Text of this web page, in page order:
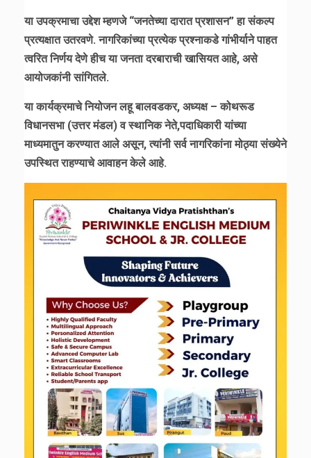
या उपक्रमाचा उद्देश म्हणजे “जनतेच्या दारात प्रशासन” हा संकल्प
प्रत्यक्षात उतरवणे. नागरिकांच्या प्रत्येक प्रश्नाकडे गांभीर्याने पाहत
त्वरित निर्णय देणे हीच या जनता दरबाराची खासियत आहे, असे
आयोजकांनी सांगितले.
या कार्यक्रमाचे नियोजन लहू बालवडकर, अध्यक्ष – कोथरूड
विधानसभा (उत्तर मंडल) व स्थानिक नेते,पदाधिकारी यांच्या
माध्यमातुन करण्यात आले असून, त्यांनी सर्व नागरिकांना मोठ्या संख्येने
उपस्थित राहण्याचे आवाहन केले आहे.